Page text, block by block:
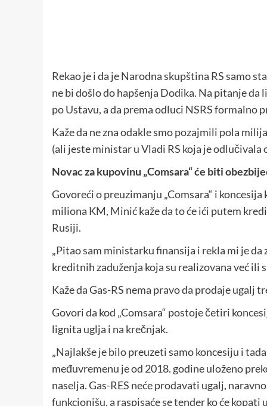
Rekao je i da je Narodna skupština RS samo
ne bi došlo do hapšenja Dodika. Na pitanje
po Ustavu, a da prema odluci NSRS formalno
Kaže da ne zna odakle smo pozajmili pola
(ali jeste ministar u Vladi RS koja je odlučivala
Novac za kupovinu „Comsara“ će biti
Govoreći o preuzimanju „Comsara“ i
miliona KM, Minić kaže da to će ići putem
Rusiji.
„Pitao sam ministarku finansija i rekla mi je
kreditnih zaduženja koja su realizovana već ili
Kaže da Gas-RS nema pravo da prodaje ugalj
Govori da kod „Comsara“ postoje četiri
lignita uglja i na krečnjak.
„Najlakše je bilo preuzeti samo koncesiju i
međuvremenu je od 2018. godine uloženo
naselja. Gas-RES neće prodavati ugalj,
funkcionišu, a raspisaće se tender ko će kopati